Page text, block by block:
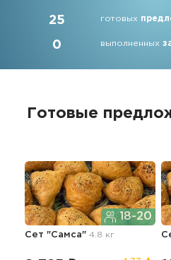
25 готовых
0 выполненных
Готовые
18-20
Сет "Самса" 4.8 кг